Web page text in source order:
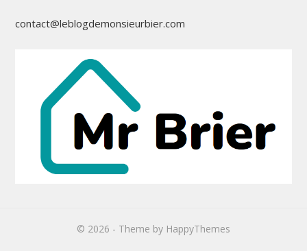
contact@leblogdemonsieurbier.com
© 2026 - Theme by HappyThemes